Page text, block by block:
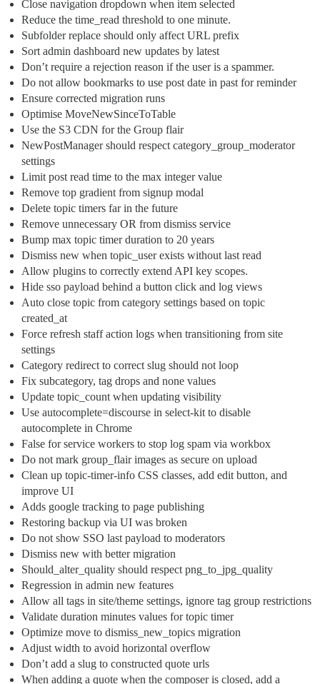
Close navigation dropdown when item selected
Reduce the time_read threshold to one minute.
Subfolder replace should only affect URL prefix
Sort admin dashboard new updates by latest
Don’t require a rejection reason if the user is a spammer.
Do not allow bookmarks to use post date in past for reminder
Ensure corrected migration runs
Optimise MoveNewSinceToTable
Use the S3 CDN for the Group flair
NewPostManager should respect category_group_moderator
settings
Limit post read time to the max integer value
Remove top gradient from signup modal
Delete topic timers far in the future
Remove unnecessary OR from dismiss service
Bump max topic timer duration to 20 years
Dismiss new when topic_user exists without last read
Allow plugins to correctly extend API key scopes.
Hide sso payload behind a button click and log views
Auto close topic from category settings based on topic
created_at
Force refresh staff action logs when transitioning from site
settings
Category redirect to correct slug should not loop
Fix subcategory, tag drops and none values
Update topic_count when updating visibility
Use autocomplete=discourse in select-kit to disable
autocomplete in Chrome
False for service workers to stop log spam via workbox
Do not mark group_flair images as secure on upload
Clean up topic-timer-info CSS classes, add edit button, and
improve UI
Adds google tracking to page publishing
Restoring backup via UI was broken
Do not show SSO last payload to moderators
Dismiss new with better migration
Should_alter_quality should respect png_to_jpg_quality
Regression in admin new features
Allow all tags in site/theme settings, ignore tag group restrictions
Validate duration minutes values for topic timer
Optimize move to dismiss_new_topics migration
Adjust width to avoid horizontal overflow
Don’t add a slug to constructed quote urls
When adding a quote when the composer is closed, add a